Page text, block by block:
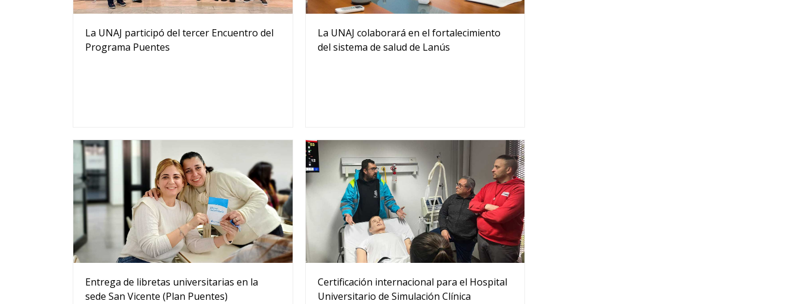
La UNAJ participó del tercer Encuentro del
Programa Puentes
La UNAJ colaborará en el fortalecimiento
del sistema de salud de Lanús
Entrega de libretas universitarias en la
sede San Vicente (Plan Puentes)
Certificación internacional para el Hospital
Universitario de Simulación Clínica